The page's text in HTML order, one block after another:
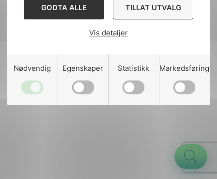
GODTA ALLE TILLAT UTVALG
Vis detaljer
Nødvendig Egenskaper Statistikk Markedsføring